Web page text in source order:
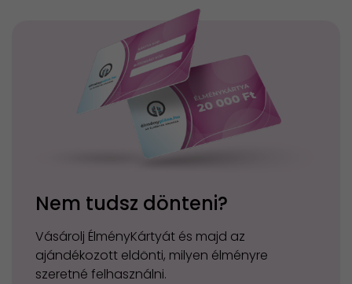
Nem tudsz dönteni?
Vásárolj ÉlményKártyát és majd az
ajándékozott eldönti, milyen élményre
szeretné felhasználni.